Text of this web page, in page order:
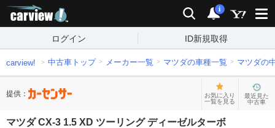
検索 通知
i
ログイン ID新規取得
carview! 中古車トップ メーカー一覧 マツダの車種一覧 マツダの
提供：
お気に入り
一覧を見る
最近見た
中古車
マツダ CX-3 1.5 XD ツーリング ディーゼルターボ